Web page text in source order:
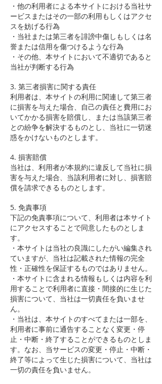
・他の利用者による本サイトにおける当社サ
ービスまたはその一部の利用もしくはアクセ
スを妨げる行為
・当社または第三者を誹謗中傷しもしくは名
誉または信用を傷つけるような行為
・その他、本サイトにおいて不適切であると
当社が判断する行為
3. 第三者損害に関する責任
利用者は、本サイトの利用に関連して第三者
に損害を与えた場合、自己の責任と費用にお
いてかかる損害を賠償し、または当該第三者
との紛争を解決するものとし、当社に一切迷
惑をかけないものとします。
4. 損害賠償
当社は、利用者が本規約に違反して当社に損
害を与えた場合、当該利用者に対し、損害賠
償を請求できるものとします。
5. 免責事項
下記の免責事項について、利用者は本サイト
にアクセスすることで同意したものとしま
す。
・本サイトは当社の良識にしたがい編集され
ていますが、当社は記載された情報の完全
性・正確性を保証するものではありません。
・本サイトに含まれる情報もしくは内容を利
用することで利用者に直接・間接的に生じた
損害について、当社は一切責任を負いませ
ん。
・当社は、本サイトのすべてまたは一部を、
利用者に事前に通告することなく変更・停
止・中断・終了することができるものとしま
す。なお、当サービスの変更・停止・中断・
終了等によって生じた損害について、当社は
一切の責任を負いません。